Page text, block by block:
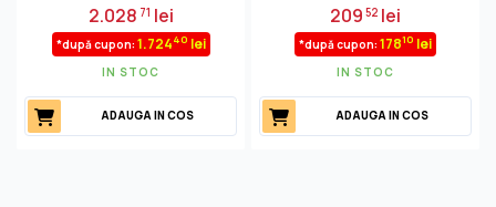
2.028 71 lei
*după cupon: 1.72440 lei
IN STOC
ADAUGA IN COS
20952 lei
*după cupon: 17810 lei
IN STOC
ADAUGA IN COS